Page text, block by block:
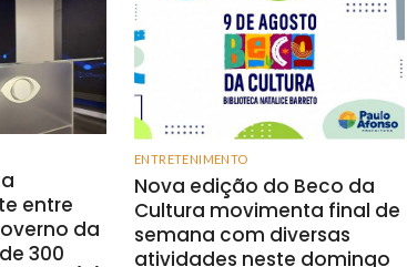
entre
da
300
ENTRETENIMENTO
Nova edição do Beco da
Cultura movimenta final de
semana com diversas
atividades neste domingo